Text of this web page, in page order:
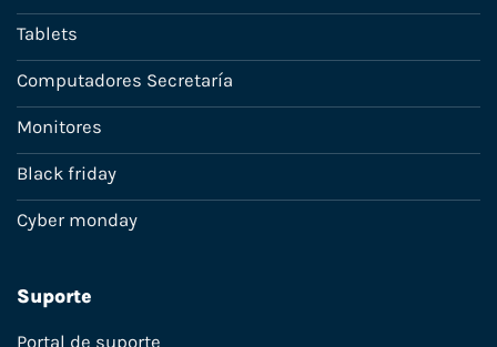
Tablets
Computadores Secretaría
Monitores
Black friday
Cyber monday
Suporte
Portal de suporte